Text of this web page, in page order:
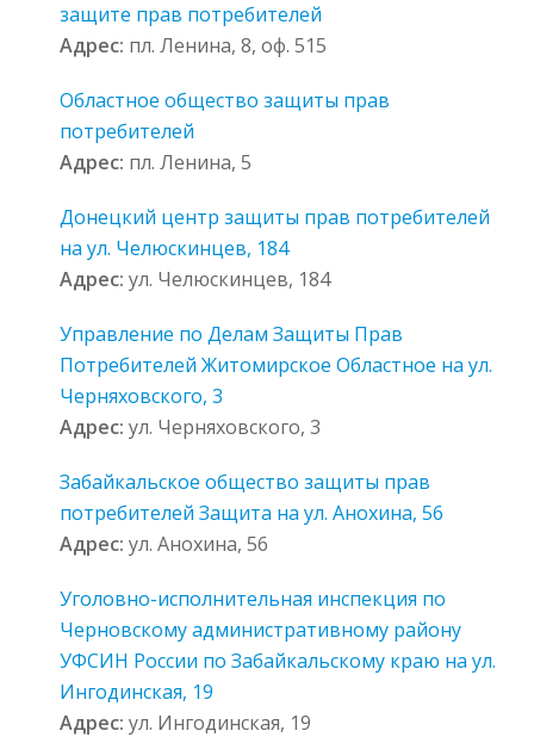
защите прав потребителей
Адрес: пл. Ленина, 8, оф. 515
Областное общество защиты прав
потребителей
Адрес: пл. Ленина, 5
Донецкий центр защиты прав потребителей
на ул. Челюскинцев, 184
Адрес: ул. Челюскинцев, 184
Управление по Делам Защиты Прав
Потребителей Житомирское Областное на ул.
Черняховского, 3
Адрес: ул. Черняховского, 3
Забайкальское общество защиты прав
потребителей Защита на ул. Анохина, 56
Адрес: ул. Анохина, 56
Уголовно-исполнительная инспекция по
Черновскому административному району
УФСИН России по Забайкальскому краю на ул.
Ингодинская, 19
Адрес: ул. Ингодинская, 19